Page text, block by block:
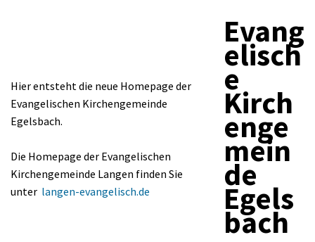
Hier entsteht die neue Homepage der
Evangelischen Kirchengemeinde
Egelsbach.
Die Homepage der Evangelischen
Kirchengemeinde Langen finden Sie
unter langen-evangelisch.de
Evang
elisch
e
Kirch
enge
mein
de
Egels
bach